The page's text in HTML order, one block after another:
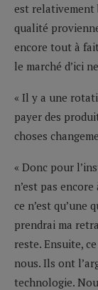
est relativement
qualité
encore tout à
le marché d’ici
« Il y a une
payer des
choses
« Donc pour
n’est pas
ce n’est qu’une
prendrai ma
reste. Ensuite,
nous. Ils ont
technologie.